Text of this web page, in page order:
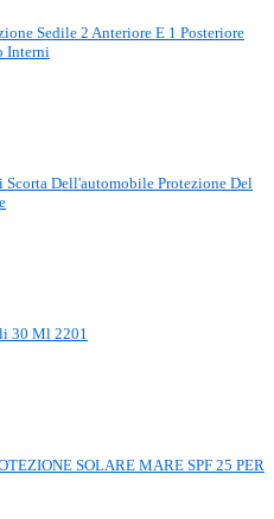
Sedile 2 Anteriore E 1 Posteriore
Interni
Dell'automobile Protezione Del
30 Ml 2201
SOLARE MARE SPF 25 PER